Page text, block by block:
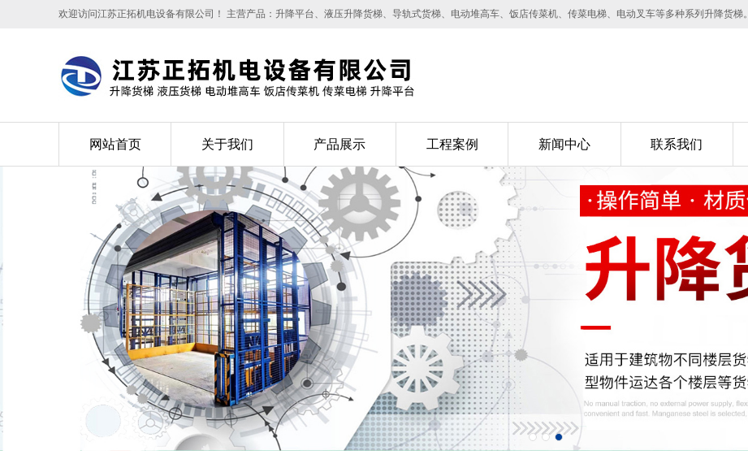
欢迎访问江苏正拓机电设备有限公司！ 主营产品：升降平台、液压升降货梯、导轨式货梯、电动堆高车、饭店传菜机、传菜电梯、电动叉车等多种系列升降货梯。
网站首页 关于我们 产品展示 工程案例 新闻中心 联系我们